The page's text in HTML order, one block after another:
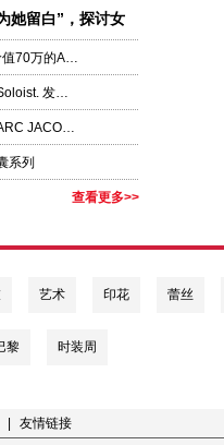
她留白”，探讨女
麦当娜ins连发多图，手提价值70万的AUPEN与LVMH联名包袋
TAKAHIROMIYASHITATheSoloist. 发布 2025 秋冬系列 “THE BLACK-AND-WHITE REALISM”
品牌创意挚友同聚，共庆MARC JACOBS 40周年
系列
查看更多>>
艺术 印花 蕾丝
黎 时装周
友情链接